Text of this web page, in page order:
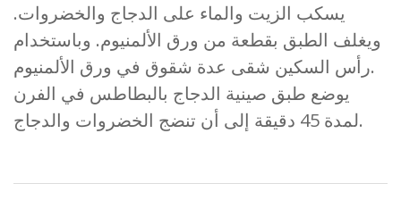
يسكب الزيت والماء على الدجاج والخضروات.
ويغلف الطبق بقطعة من ورق الألمنيوم. وباستخدام
رأس السكين شقى عدة شقوق في ورق الألمنيوم.
يوضع طبق صينية الدجاج بالبطاطس في الفرن
لمدة 45 دقيقة إلى أن تنضج الخضروات والدجاج.